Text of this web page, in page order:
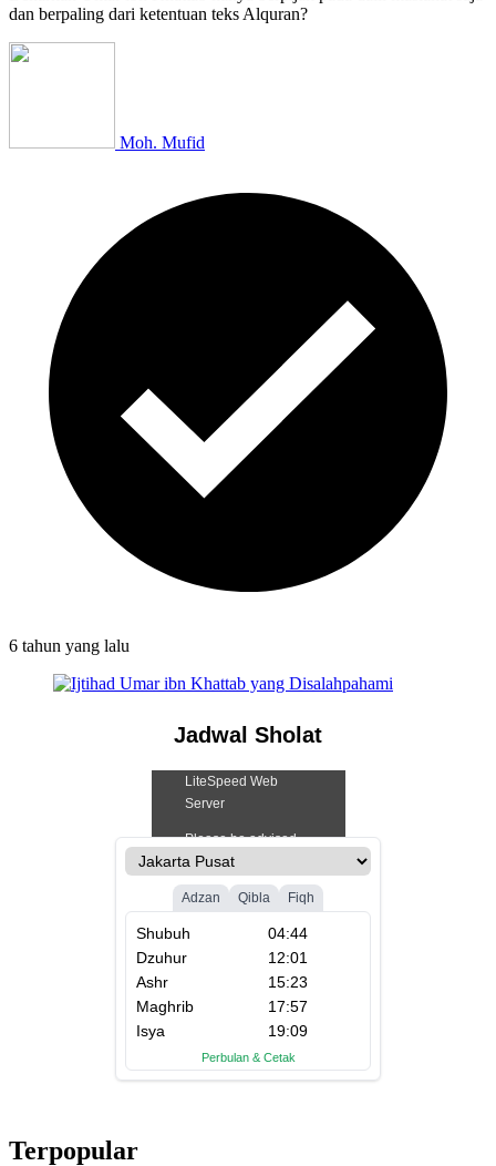
dan berpaling dari ketentuan teks Alquran?
Moh. Mufid
6 tahun yang lalu
Jadwal Sholat
Terpopular